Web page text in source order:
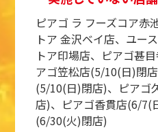
ピアゴ ラ フーズコア赤
トア 金沢ベイ店、ユー
トア印場店、ピアゴ甚
アゴ笠松店(5/10(日)閉
(5/10(日)閉店)、ピアゴ
店)、ピアゴ香貫店(6/7(
(6/30(火)閉店)